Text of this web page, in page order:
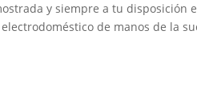
y siempre a tu disposición
de manos de la